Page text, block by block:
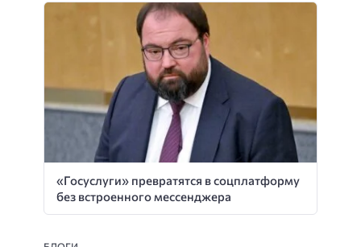
«Госуслуги» превратятся в соцплатформу
без встроенного мессенджера